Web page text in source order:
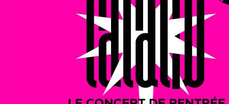
laboratoire des forêts de l’anthropocène »
/ Voulaines-les-Templiers, par Philippe Puydarrieux, directeur